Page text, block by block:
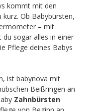
kommt mit den
Ob Babybürsten,
– mit
du sogar alles in einer
Pflege deines Babys
ist babynova mit
Beißringen an
Zahnbürsten